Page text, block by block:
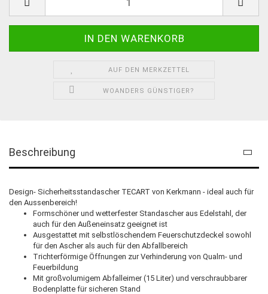
AUF DEN MERKZETTEL
WOANDERS GÜNSTIGER?
Beschreibung
Design- Sicherheitsstandascher TECART von Kerkmann - ideal auch für
den Aussenbereich!
Formschöner und wetterfester Standascher aus Edelstahl, der
auch für den Außeneinsatz geeignet ist
Ausgestattet mit selbstlöschendem Feuerschutzdeckel sowohl
für den Ascher als auch für den Abfallbereich
Trichterförmige Öffnungen zur Verhinderung von Qualm- und
Feuerbildung
Mit großvolumigem Abfalleimer (15 Liter) und verschraubbarer
Bodenplatte für sicheren Stand